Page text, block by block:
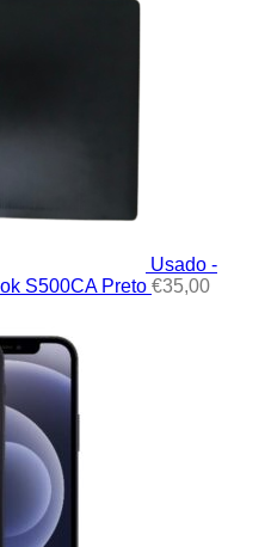
Usado -
S500CA Preto €35,00